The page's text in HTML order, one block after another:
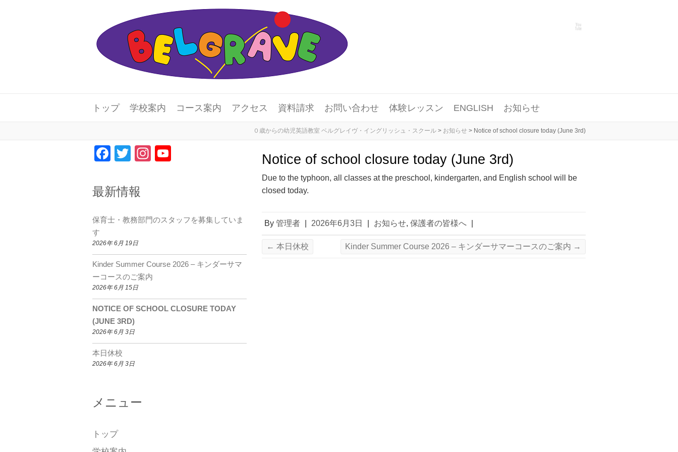
トップ 学校案内 コース案内 アクセス 資料請求 お問い合わせ 体験レッスン ENGLISH お知らせ
０歳からの幼児英語教室 ベルグレイヴ・イングリッシュ・スクール > お知らせ > Notice of school closure today (June 3rd)
Notice of school closure today (June 3rd)
Due to the typhoon, all classes at the preschool, kindergarten, and English school will be
closed today.
By管理者 2026年6月3日 お知らせ,保護者の皆様へ
← 本日休校 Kinder Summer Course 2026 – キンダーサマーコースのご案内 →
F
c
e
b
o
k
T
tt
er
In
a
u
e
C
a
n
el
最新情報
保育士・教務部門のスタッフを募集していま
す
2026年 6月 19日
Kinder Summer Course 2026 – キンダーサマ
ーコースのご案内
2026年 6月 15日
NOTICE OF SCHOOL CLOSURE TODAY
(JUNE 3RD)
2026年 6月 3日
本日休校
2026年 6月 3日
メニュー
トップ